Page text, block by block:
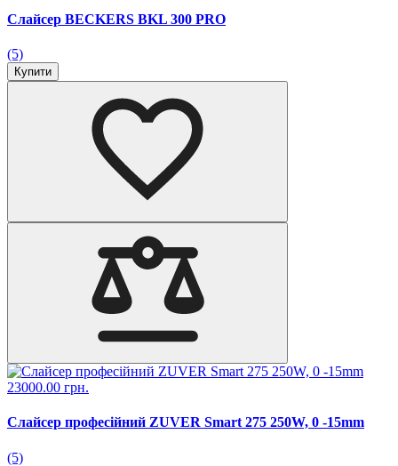
Слайсер BECKERS BKL 300 PRO
(5)
Купити
23000.00 грн.
Слайсер професійний ZUVER Smart 275 250W, 0 -15mm
(5)